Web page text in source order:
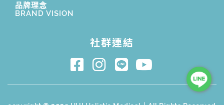
品牌理念
BRAND VISION
社群連結